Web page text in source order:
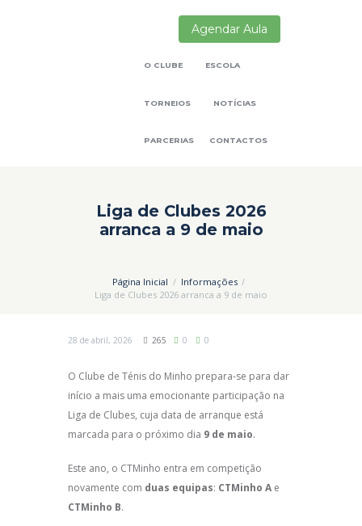
Agendar Aula
O CLUBE ESCOLA
TORNEIOS NOTÍCIAS
PARCERIAS CONTACTOS
Liga de Clubes 2026
arranca a 9 de maio
Página Inicial
Informações
Liga de Clubes 2026 arranca a 9 de maio
28 de abril, 2026 265 0 0
O Clube de Ténis do Minho prepara-se para dar
início a mais uma emocionante participação na
Liga de Clubes, cuja data de arranque está
marcada para o próximo dia 9 de maio.
Este ano, o CTMinho entra em competição
novamente com duas equipas: CTMinho A e
CTMinho B.